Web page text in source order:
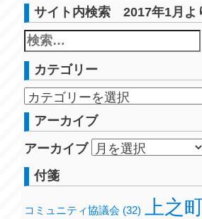
サイト内検索 2017年1月よ
カテゴリー
アーカイブ
アーカイブ
付箋
コミュニティ協議会 (32) 上之